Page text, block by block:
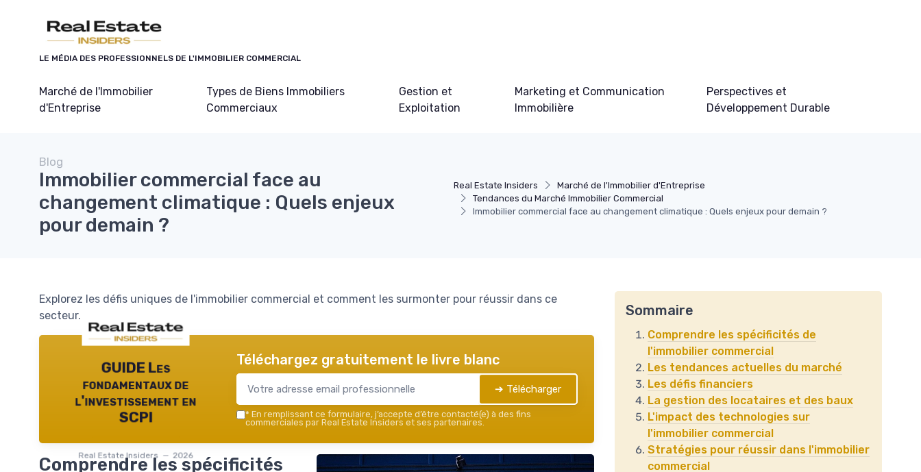
LE MÉDIA DES PROFESSIONNELS DE L'IMMOBILIER COMMERCIAL
Marché de l'Immobilier
d'Entreprise
Types de Biens Immobiliers
Commerciaux
Gestion et
Exploitation
Marketing et Communication
Immobilière
Perspectives et
Développement Durable
Real Estate Insiders
Marché de l'Immobilier d'Entreprise
Tendances du Marché Immobilier Commercial
Immobilier commercial face au changement climatique : Quels enjeux pour demain ?
Blog
Immobilier commercial face au
changement climatique : Quels enjeux
pour demain ?
Explorez les défis uniques de l'immobilier commercial et comment les surmonter pour réussir dans ce
secteur.
GUIDE Les
fondamentaux de
l'investissement en
SCPI
Real Estate Insiders — 2026
Téléchargez gratuitement le livre blanc
➔ Télécharger
* En remplissant ce formulaire, j’accepte d’être contacté(e) à des fins
commerciales par Real Estate Insiders et ses partenaires.
Comprendre les spécificités
Sommaire
Comprendre les spécificités de
l'immobilier commercial
Les tendances actuelles du marché
Les défis financiers
La gestion des locataires et des baux
L'impact des technologies sur
l'immobilier commercial
Stratégies pour réussir dans l'immobilier
commercial